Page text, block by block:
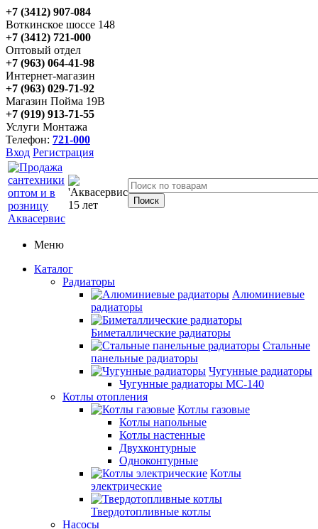
+7 (3412) 907-084
Воткинское шоссе 148
+7 (3412) 721-000
Оптовый отдел
+7 (963) 064-41-98
Интернет-магазин
+7 (963) 029-71-92
Магазин Пойма 19В
+7 (919) 913-71-55
Услуги Монтажа
Телефон: 721-000
Вход Регистрация
Меню
Каталог
Радиаторы
Алюминиевые
радиаторы
Биметаллические радиаторы
Стальные
панельные радиаторы
Чугунные радиаторы
Чугунные радиаторы МС-140
Котлы отопления
Котлы газовые
Котлы напольные
Котлы настенные
Двухконтурные
Одноконтурные
Котлы
электрические
Твердотопливные котлы
Насосы